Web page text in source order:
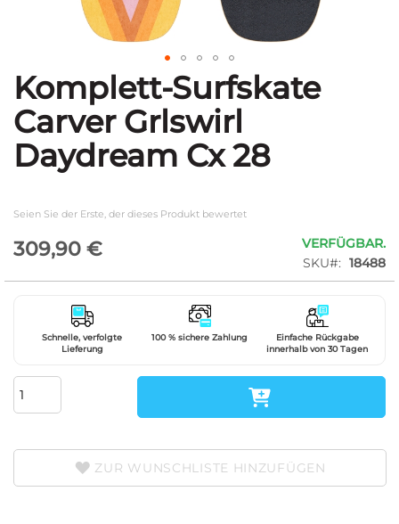
Zum
Anfang
der
Bildgalerie
springen
Komplett-Surfskate
Carver Grlswirl
Daydream Cx 28
Seien Sie der Erste, der dieses Produkt bewertet
309,90 €
VERFÜGBAR.
SKU
18488
Schnelle, verfolgte
Lieferung
100 % sichere Zahlung
Einfache Rückgabe
innerhalb von 30 Tagen
ZUR WUNSCHLISTE HINZUFÜGEN